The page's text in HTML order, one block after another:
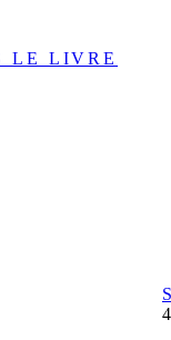
LE LIVRE